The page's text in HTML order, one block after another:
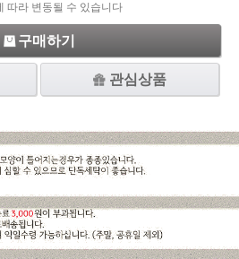
따라 변동될 수 있습니다
구매하기
관심상품